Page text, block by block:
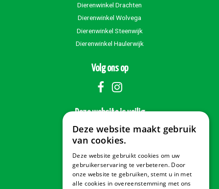
Dierenwinkel Drachten
Dierenwinkel Wolvega
Dierenwinkel Steenwijk
Dierenwinkel Haulerwijk
Volg ons op
Deze website is veilig
Veilig betalen
Deze website maakt gebruik
van cookies.
Deze website gebruikt cookies om uw
gebruikerservaring te verbeteren. Door
onze website te gebruiken, stemt u in met
alle cookies in overeenstemming met ons